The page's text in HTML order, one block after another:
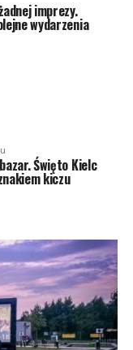
imprezy.
wydarzenia
Święto Kielc
kiczu